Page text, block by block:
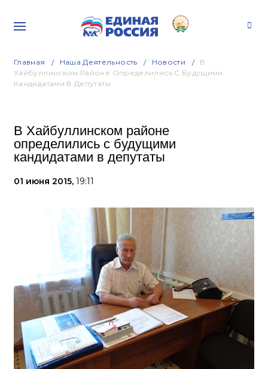
Главная Наша Деятельность Новости
В
Хайбуллинском Районе Определились С Будущими
Кандидатами В Депутаты
В Хайбуллинском районе
определились с будущими
кандидатами в депутаты
01 июня 2015, 19:11